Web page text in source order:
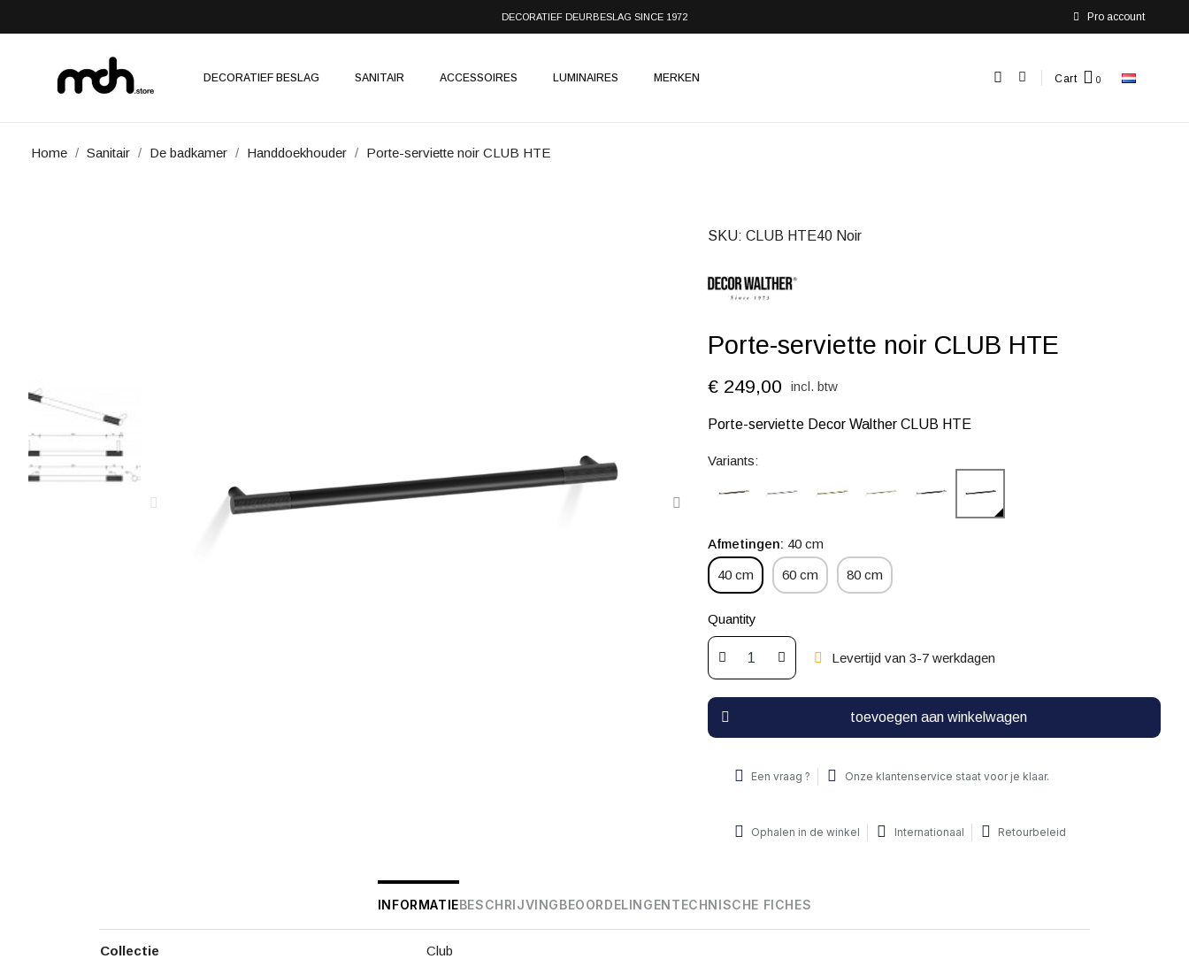
DECORATIEF DEURBESLAG SINCE 1972 Pro account
DECORATIEF BESLAG SANITAIR ACCESSOIRES LUMINAIRES MERKEN Cart
Home Sanitair De badkamer Handdoekhouder Porte-serviette noir CLUB HTE
SKU CLUB HTE40 Noir
Porte-serviette noir CLUB HTE
€ 249,00 incl. btw
Porte-serviette Decor Walther CLUB HTE
Variants:
Afmetingen 40 cm
40 cm 60 cm 80 cm
Quantity
Levertijd van 3-7 werkdagen
toevoegen aan winkelwagen
Een vraag ? Onze klantenservice staat voor je klaar.
Ophalen in de winkel Internationaal Retourbeleid
INFORMATIEBESCHRIJVINGBEOORDELINGENTECHNISCHE FICHES
Collectie
Club